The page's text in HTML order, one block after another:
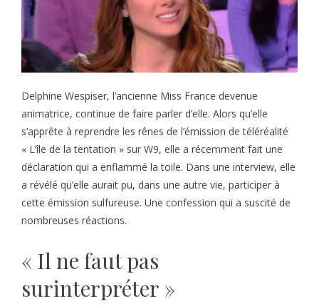
Delphine Wespiser, l’ancienne Miss France devenue
animatrice, continue de faire parler d’elle. Alors qu’elle
s’apprête à reprendre les rênes de l’émission de téléréalité
« L’île de la tentation » sur W9, elle a récemment fait une
déclaration qui a enflammé la toile. Dans une interview, elle
a révélé qu’elle aurait pu, dans une autre vie, participer à
cette émission sulfureuse. Une confession qui a suscité de
nombreuses réactions.
« Il ne faut pas
surinterpréter »